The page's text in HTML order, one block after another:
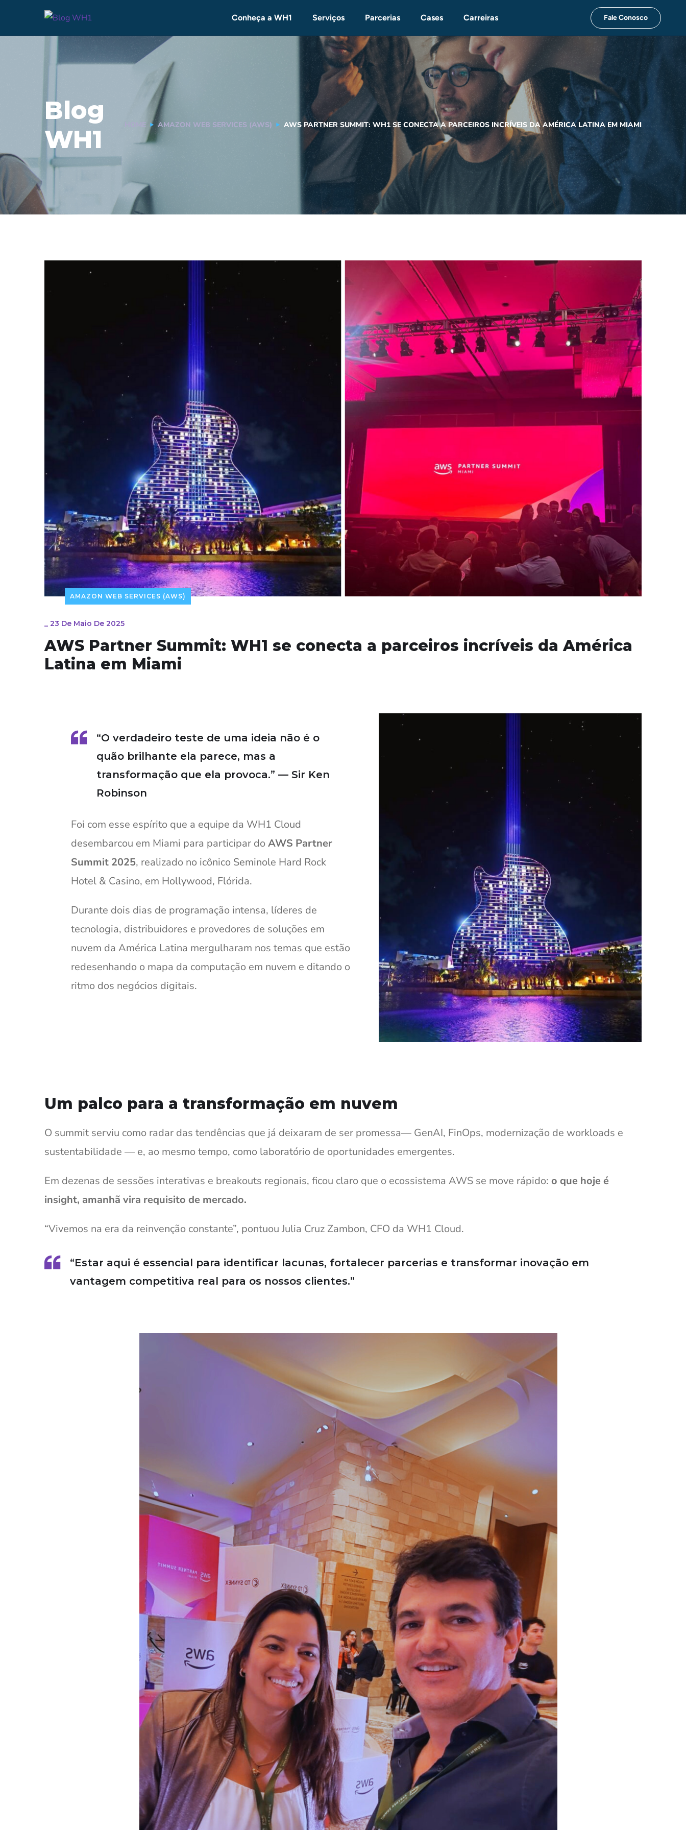
Conheça a WH1 Serviços Parcerias Cases Carreiras Fale Conosco
Blog
WH1
HOME AMAZON WEB SERVICES (AWS) AWS PARTNER SUMMIT: WH1 SE CONECTA A PARCEIROS INCRÍVEIS DA AMÉRICA LATINA EM MIAMI
AMAZON WEB SERVICES (AWS)
_ 23 De Maio De 2025
AWS Partner Summit: WH1 se conecta a parceiros incríveis da América
Latina em Miami
“O verdadeiro teste de uma ideia não é o
quão brilhante ela parece, mas a
transformação que ela provoca.” — Sir Ken
Robinson
Foi com esse espírito que a equipe da WH1 Cloud
desembarcou em Miami para participar doAWS Partner
Summit 2025, realizado no icônico Seminole Hard Rock
Hotel & Casino, em Hollywood, Flórida.
Durante dois dias de programação intensa, líderes de
tecnologia, distribuidores e provedores de soluções em
nuvem da América Latina mergulharam nos temas que estão
redesenhando o mapa da computação em nuvem e ditando o
ritmo dos negócios digitais.
Um palco para a transformação em nuvem
O summit serviu como radar das tendências que já deixaram de ser promessa— GenAI, FinOps, modernização de workloads e
sustentabilidade — e, ao mesmo tempo, como laboratório de oportunidades emergentes.
Em dezenas de sessões interativas e breakouts regionais, ficou claro que o ecossistema AWS se move rápido: o que hoje é
insight, amanhã vira requisito de mercado.
“Vivemos na era da reinvenção constante”, pontuou Julia Cruz Zambon, CFO da WH1 Cloud.
“Estar aqui é essencial para identificar lacunas, fortalecer parcerias e transformar inovação em
vantagem competitiva real para os nossos clientes.”